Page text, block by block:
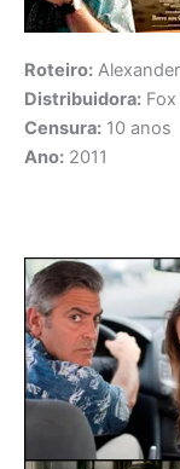
Roteiro:
Distribuidora:
Censura: 10 anos
Ano: 2011